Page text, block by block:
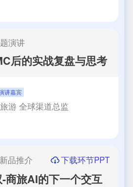
演讲
后的实战复盘与思考
讲嘉宾
游 全球渠道总监
品推介 下载环节PPT
商旅AI的下一个交互